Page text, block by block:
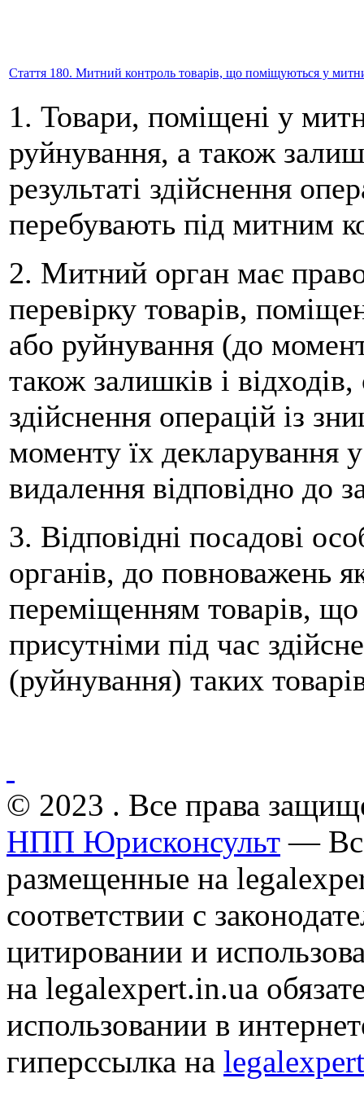
Стаття 180. Митний контроль товарів, що поміщуються у
1. Товари, поміщені у
руйнування, а також
результаті здійснення
перебувають під митним
2. Митний орган має
перевірку товарів,
або руйнування (до
також залишків і
здійснення операцій із
моменту їх декларування
видалення відповідно до
3. Відповідні посадові
органів, до повноважень
переміщенням товарів,
присутніми під час
(руйнування) таких
© 2023 . Все права
НПП Юрисконсульт —
размещенные на
соответствии с
цитировании и
на legalexpert.in.ua
использовании в
гиперссылка на